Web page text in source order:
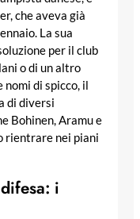
che aveva già
La sua
per il club
o di un altro
di spicco, il
di diversi
Bohinen, Aramu e
rientrare nei piani
i